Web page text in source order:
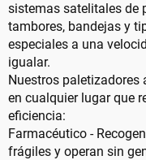
sistemas satelitales de
tambores, bandejas y
especiales a una
igualar.
Nuestros
en cualquier lugar que
eficiencia:
Farmacéutico -
frágiles y operan sin